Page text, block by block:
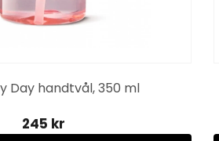
Day handtvål, 350 ml
245 kr